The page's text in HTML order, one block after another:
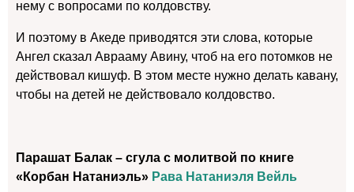
нему с вопросами по колдовству.
И поэтому в Акеде приводятся эти слова, которые
Ангел сказал Аврааму Авину, чтоб на его потомков не
действовал кишуф. В этом месте нужно делать кавану,
чтобы на детей не действовало колдовство.
Парашат Балак – сгула с молитвой по книге
«Корбан Натаниэль» Рава Натаниэля Вейль